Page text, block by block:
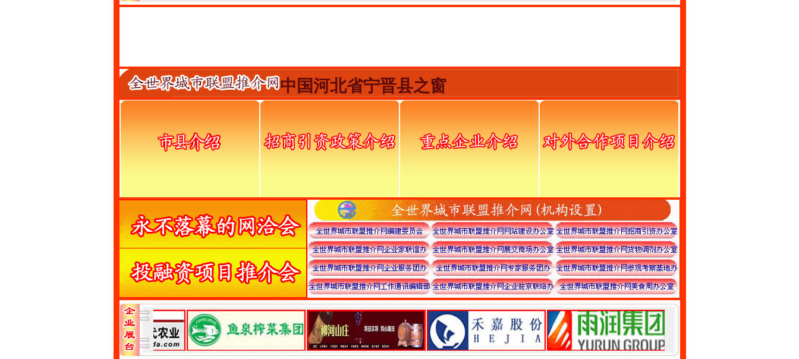
中国河北省宁晋县之窗